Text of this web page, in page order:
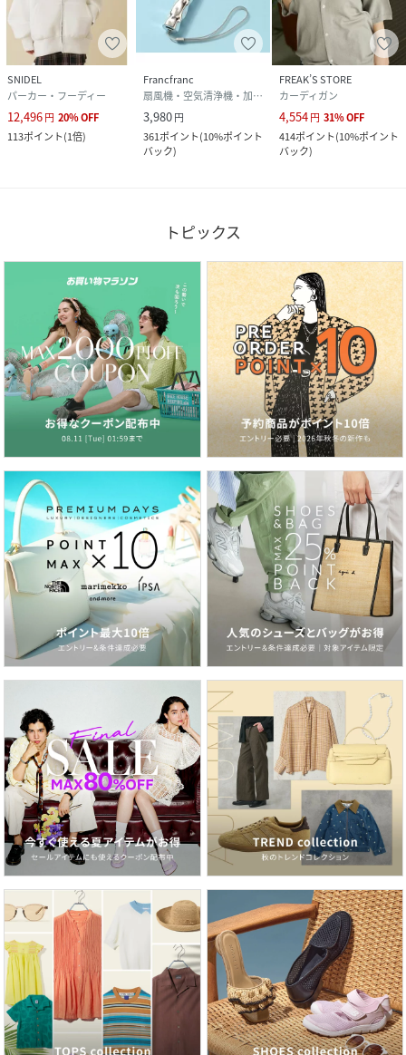
SNIDEL
パーカー・フーディー
12,496円 20%OFF
113ポイント(1倍)
Francfranc
扇風機・空気清浄機・加湿器
3,980円
361ポイント(10%ポイント
バック)
FREAK’S STORE
カーディガン
4,554円 31%OFF
414ポイント(10%ポイント
バック)
トピックス